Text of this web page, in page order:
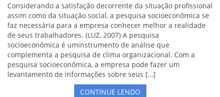
Considerando a satisfação decorrente da situação profissional
assim como da situação social, a pesquisa socioeconômica se
faz necessária para a empresa conhecer melhor a realidade
de seus trabalhadores. (LUZ, 2007) A pesquisa
socioeconômica é uminstrumento de análise que
complementa a pesquisa de clima organizacional. Com a
pesquisa socioeconômica, a empresa pode fazer um
levantamento de informações sobre seus […]
CONTINUE LENDO